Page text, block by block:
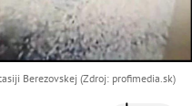
Berezovskej (Zdroj: profimedia.sk)